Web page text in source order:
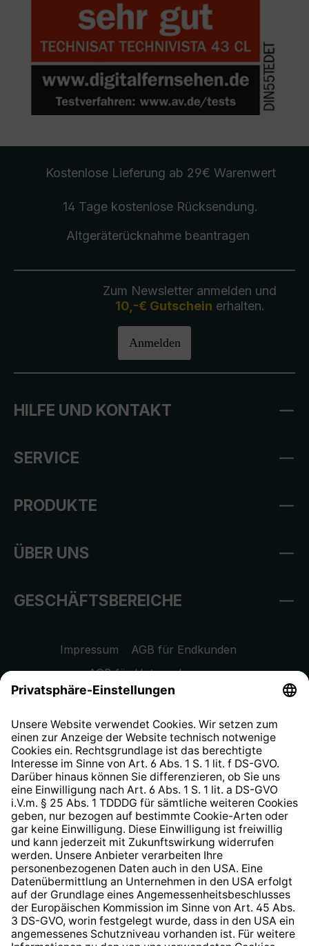
Kostenlose Lieferung ab 29€ Warenwert
14 Tage kostenlose Rücksendung.
Altgeräterücknahmebeantragen
Zum Newsletter anmelden und
10,-€ Gutschein erhalten.
Anmelden
HILFE UND KONTAKT
SERVICE
PRODUKTE
ÜBER UNS
GESCHÄFTSBEREICHE
Impressum
AGB für Endkunden
AGB für Unternehmen
Datenschutzhinweis
Widerrufsrecht
Hinweisgeberschutzsystem
Barrierefreiheit